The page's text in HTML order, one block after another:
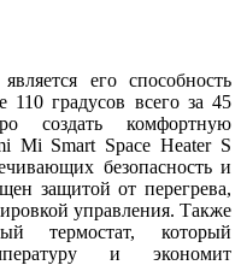
его способность
110 градусов всего за 45
создать комфортную
Mi Smart Space Heater S
безопасность и
защитой от перегрева,
управления. Также
термостат, который
и экономит